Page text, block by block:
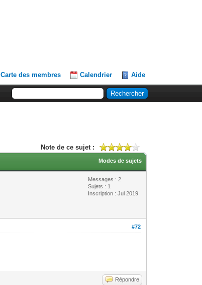
Carte des membres Calendrier Aide
Note de ce sujet :
Modes de sujets
Messages : 2
Sujets : 1
Inscription : Jul 2019
#72
Répondre